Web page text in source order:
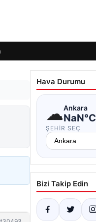
Hava Durumu
☁Ankara
NaN°C
ŞEHIR SEÇ
Bizi Takip Edin